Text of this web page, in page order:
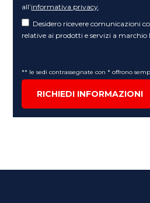
all’informativa privacy
Desidero ricevere comunicazioni
relative ai prodotti e servizi a marchio
** le sedi contrassegnate con * offrono
RICHIEDI INFORMAZIONI